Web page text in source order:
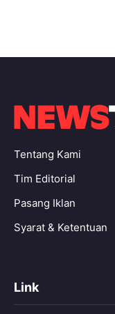
Tentang Kami
Tim Editorial
Pasang Iklan
Syarat & Ketentuan
Link